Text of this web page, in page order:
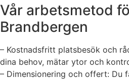
Vår arbetsmetod
Brandbergen
– Kostnadsfritt platsbesök och
dina behov, mätar ytor och
– Dimensionering och offert: Du